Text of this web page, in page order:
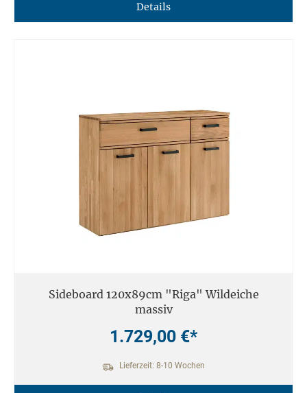
Details
Sideboard 120x89cm "Riga" Wildeiche
massiv
1.729,00 €*
Lieferzeit: 8-10 Wochen